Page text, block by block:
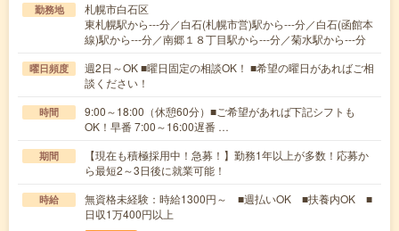
勤務地
札幌市白石区
東札幌駅から---分／白石(札幌市営)駅から---分／白石(函館本
線)駅から---分／南郷１８丁目駅から---分／菊水駅から---分
曜日頻度
週2日～OK ■曜日固定の相談OK！ ■希望の曜日があればご相
談ください！
時間
9:00～18:00（休憩60分）■ご希望があれば下記シフトも
OK！早番 7:00～16:00遅番 …
期間
【現在も積極採用中！急募！】勤務1年以上が多数！応募か
ら最短2～3日後に就業可能！
時給
無資格未経験：時給1300円～ ■週払いOK ■扶養内OK ■
日収1万400円以上